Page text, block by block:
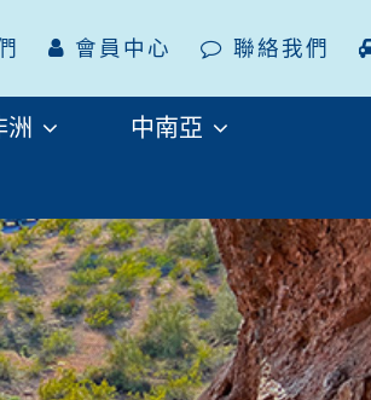
會員中心 聯絡我們
洲 中南亞